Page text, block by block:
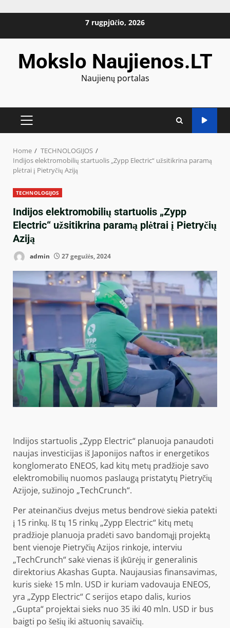
7 rugpjūčio, 2026
Mokslo Naujienos.LT
Naujienų portalas
PRIMARY
Home
TECHNOLOGIJOS
Indijos elektromobilių startuolis „Zypp Electric“ užsitikrina paramą
plėtrai į Pietryčių Aziją
TECHNOLOGIJOS
Indijos elektromobilių startuolis „Zypp
Electric“ užsitikrina paramą plėtrai į Pietryčių
Aziją
admin 27 gegužės, 2024
Indijos startuolis „Zypp Electric“ planuoja panaudoti
naujas investicijas iš Japonijos naftos ir energetikos
konglomerato ENEOS, kad kitų metų pradžioje savo
elektromobilių nuomos paslaugą pristatytų Pietryčių
Azijoje, sužinojo „TechCrunch“.
Per ateinančius dvejus metus bendrovė siekia patekti
į 15 rinkų. Iš tų 15 rinkų „Zypp Electric“ kitų metų
pradžioje planuoja pradėti savo bandomąjį projektą
bent vienoje Pietryčių Azijos rinkoje, interviu
„TechCrunch“ sakė vienas iš įkūrėjų ir generalinis
direktorius Akashas Gupta. Naujausias finansavimas,
kuris siekė 15 mln. USD ir kuriam vadovauja ENEOS,
yra „Zypp Electric“ C serijos etapo dalis, kurios
„Gupta“ projektai sieks nuo 35 iki 40 mln. USD ir bus
baigti po šešių iki aštuonių savaičių.